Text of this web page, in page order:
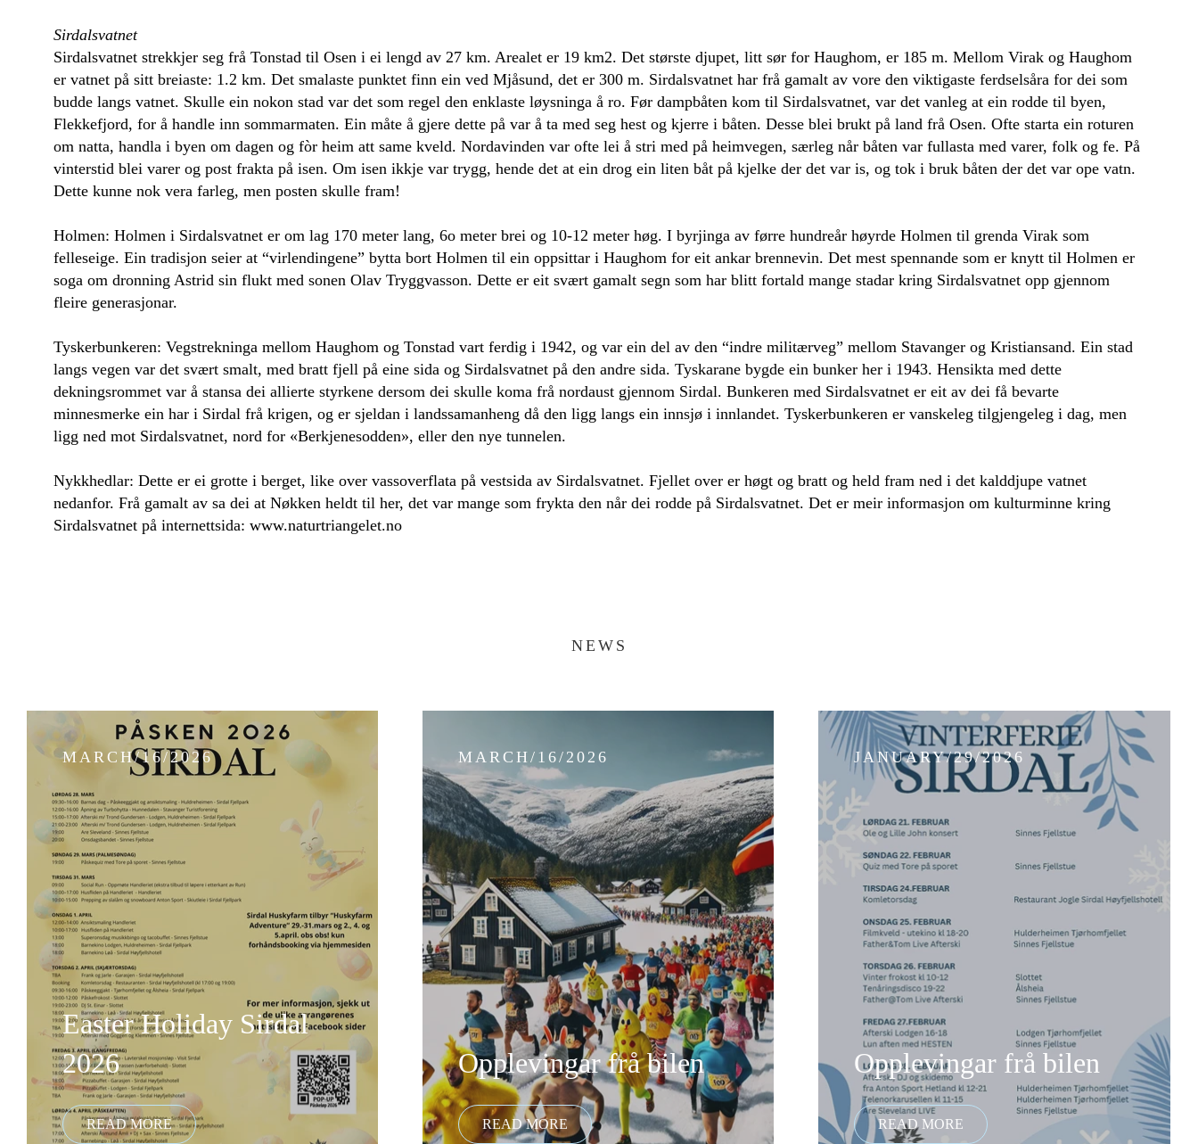
Sirdalsvatnet
Sirdalsvatnet strekkjer seg frå Tonstad til Osen i ei lengd av 27 km. Arealet er 19 km2. Det største djupet, litt sør for Haughom, er 185 m. Mellom Virak og Haughom
er vatnet på sitt breiaste: 1.2 km. Det smalaste punktet finn ein ved Mjåsund, det er 300 m. Sirdalsvatnet har frå gamalt av vore den viktigaste ferdselsåra for dei som
budde langs vatnet. Skulle ein nokon stad var det som regel den enklaste løysninga å ro. Før dampbåten kom til Sirdalsvatnet, var det vanleg at ein rodde til byen,
Flekkefjord, for å handle inn sommarmaten. Ein måte å gjere dette på var å ta med seg hest og kjerre i båten. Desse blei brukt på land frå Osen. Ofte starta ein roturen
om natta, handla i byen om dagen og fòr heim att same kveld. Nordavinden var ofte lei å stri med på heimvegen, særleg når båten var fullasta med varer, folk og fe. På
vinterstid blei varer og post frakta på isen. Om isen ikkje var trygg, hende det at ein drog ein liten båt på kjelke der det var is, og tok i bruk båten der det var ope vatn.
Dette kunne nok vera farleg, men posten skulle fram!
Holmen: Holmen i Sirdalsvatnet er om lag 170 meter lang, 6o meter brei og 10-12 meter høg. I byrjinga av førre hundreår høyrde Holmen til grenda Virak som
felleseige. Ein tradisjon seier at “virlendingene” bytta bort Holmen til ein oppsittar i Haughom for eit ankar brennevin. Det mest spennande som er knytt til Holmen er
soga om dronning Astrid sin flukt med sonen Olav Tryggvasson. Dette er eit svært gamalt segn som har blitt fortald mange stadar kring Sirdalsvatnet opp gjennom
fleire generasjonar.
Tyskerbunkeren: Vegstrekninga mellom Haughom og Tonstad vart ferdig i 1942, og var ein del av den “indre militærveg” mellom Stavanger og Kristiansand. Ein stad
langs vegen var det svært smalt, med bratt fjell på eine sida og Sirdalsvatnet på den andre sida. Tyskarane bygde ein bunker her i 1943. Hensikta med dette
dekningsrommet var å stansa dei allierte styrkene dersom dei skulle koma frå nordaust gjennom Sirdal. Bunkeren med Sirdalsvatnet er eit av dei få bevarte
minnesmerke ein har i Sirdal frå krigen, og er sjeldan i landssamanheng då den ligg langs ein innsjø i innlandet. Tyskerbunkeren er vanskeleg tilgjengeleg i dag, men
ligg ned mot Sirdalsvatnet, nord for «Berkjenesodden», eller den nye tunnelen.
Nykkhedlar: Dette er ei grotte i berget, like over vassoverflata på vestsida av Sirdalsvatnet. Fjellet over er høgt og bratt og held fram ned i det kalddjupe vatnet
nedanfor. Frå gamalt av sa dei at Nøkken heldt til her, det var mange som frykta den når dei rodde på Sirdalsvatnet. Det er meir informasjon om kulturminne kring
Sirdalsvatnet på internettsida: www.naturtriangelet.no
NEWS
MARCH/16/2026
Easter Holiday Sirdal
2026
MARCH/16/2026
Opplevingar frå bilen
JANUARY/29/2026
Opplevingar frå bilen